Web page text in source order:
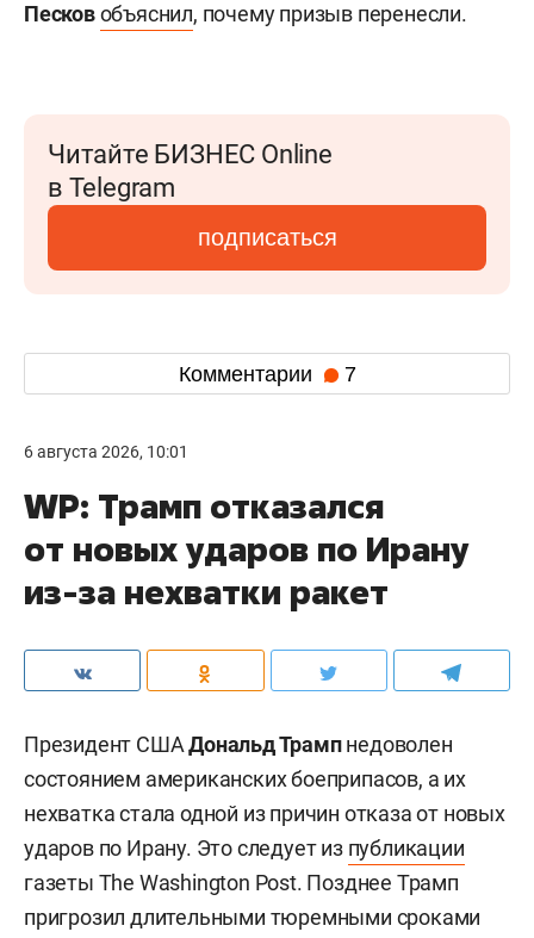
Песковобъяснил, почему призыв перенесли.
Читайте БИЗНЕС Online
в Telegram
подписаться
Комментарии 7
6 августа 2026, 10:01
WP: Трамп отказался
от новых ударов по Ирану
из-за нехватки ракет
Президент СШАДональд Трампнедоволен
состоянием американских боеприпасов, а их
нехватка стала одной из причин отказа от новых
ударов по Ирану. Это следует из публикации
газеты The Washington Post. Позднее Трамп
пригрозил длительными тюремными сроками